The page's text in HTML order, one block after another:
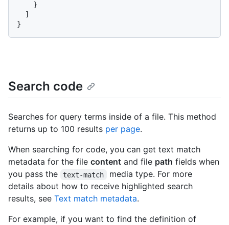
}
]
}
Search code
Searches for query terms inside of a file. This method
returns up to 100 results per page.
When searching for code, you can get text match
metadata for the file content and file path fields when
you pass the
text-match
media type. For more
details about how to receive highlighted search
results, see Text match metadata.
For example, if you want to find the definition of